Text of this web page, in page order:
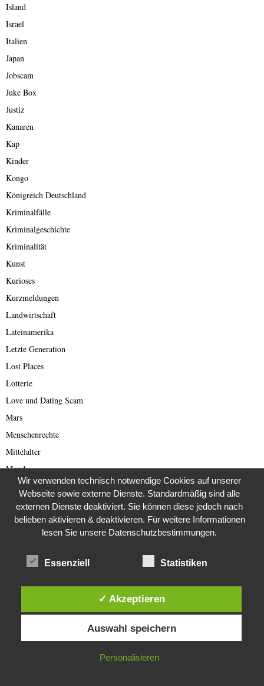
Island
Israel
Italien
Japan
Jobscam
Juke Box
Justiz
Kanaren
Kap
Kinder
Kongo
Königreich Deutschland
Kriminalfälle
Kriminalgeschichte
Kriminalität
Kunst
Kurioses
Kurzmeldungen
Landwirtschaft
Lateinamerika
Letzte Generation
Lost Places
Lotterie
Love und Dating Scam
Mars
Menschenrechte
Mittelalter
Mond
Mystery
Nordkorea
Nordkorea Presse
Oldtimer
Personen
Politik
Diese Website verwendet Cookies. Durch die weitere Nutzung dieser
Website stimmst du der Verwendung von Cookies zu.
IN ORDNUNG
Wir verwenden technisch notwendige Cookies auf unserer
Webseite sowie externe Dienste. Standardmäßig sind alle
externen Dienste deaktiviert. Sie können diese jedoch nach
belieben aktivieren & deaktivieren. Für weitere Informationen
lesen Sie unsere Datenschutzbestimmungen.
Essenziell Statistiken
✓ Akzeptieren
Auswahl speichern
Personalisieren